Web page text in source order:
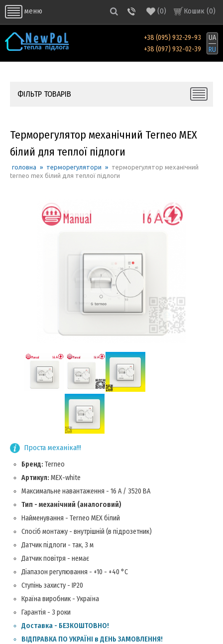
меню Кошик (0)
(0)
+38 (095) 932-29-93
+38 (097) 932-02-39
UA
RU
ФІЛЬТР ТОВАРІВ
Терморегулятор механічний Terneo MEX
білий для теплої підлоги
головна » терморегулятори » терморегулятор механічний
terneo mex білий для теплої підлоги
Проста механіка!!!
Бренд: Terneo
Артикул: MEX-white
Максимальне навантаження - 16 А / 3520 ВА
Тип - механічний (аналоговий)
Найменування - Terneo MEX білий
Спосіб монтажу - внутрішній (в підрозетник)
Датчик підлоги - так, 3 м
Датчик повітря - немає
Діапазон регулювання - +10 - +40 °С
Ступінь захисту - IP20
Країна виробник - Україна
Гарантія - 3 роки
Доставка - БЕЗКОШТОВНО!
ВІДПРАВКА ПО УКРАЇНІ в ДЕНЬ ЗАМОВЛЕННЯ!